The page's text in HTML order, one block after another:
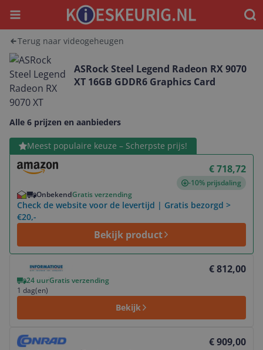
Menu
Terug naar videogeheugen
ASRock Steel Legend Radeon RX 9070
XT 16GB GDDR6 Graphics Card
Alle 6 prijzen en aanbieders
Meest populaire keuze – Scherpste prijs!
€ 718,72
-10% prijsdaling
OnbekendGratis verzending
Check de website voor de levertijd | Gratis bezorgd >
€20,-
Bekijk product
Bekijk product
€ 812,00
24 uurGratis verzending
1 dag(en)
Bekijk
€ 909,00
Bekijk product